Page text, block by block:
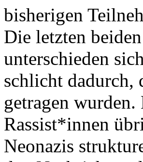
bisherigen
Die letzten
unterschieden
schlicht dadurch,
getragen
Rassist*innen
Neonazis